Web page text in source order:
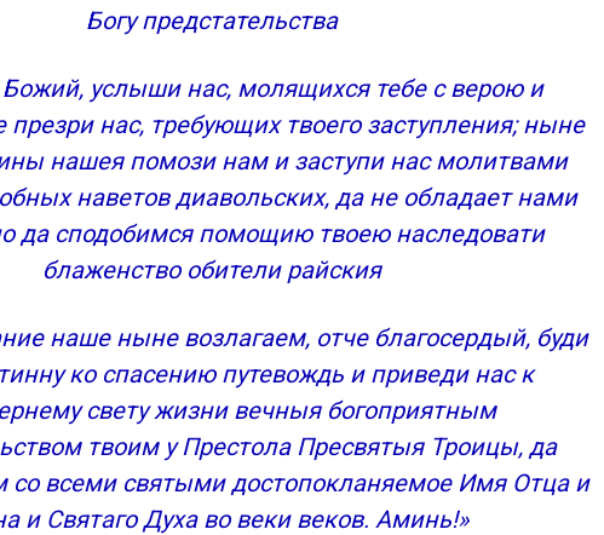
Богу предстательства
Божий, услыши нас, молящихся тебе с верою и
нас, требующих твоего заступления; ныне
нашея помози нам и заступи нас молитвами
наветов диавольских, да не обладает нами
да сподобимся помощию твоею наследовати
блаженство обители райския
наше ныне возлагаем, отче благосердый, буди
ко спасению путевождь и приведи нас к
свету жизни вечныя богоприятным
твоим у Престола Пресвятыя Троицы, да
со всеми святыми достопокланяемое Имя Отца и
и Святаго Духа во веки веков. Аминь!»